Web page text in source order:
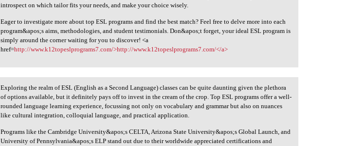
introspect on which tailor fits your needs, and make your choice wisely.
Eager to investigate more about top ESL programs and find the best match? Feel free to delve more into each
program&apos;s aims, methodologies, and student testimonials. Don&apos;t forget, your ideal ESL program is
simply around the corner waiting for you to discover! <a
href=http://www.k12topeslprograms7.com/>http://www.k12topeslprograms7.com/</a>
Exploring the realm of ESL
Exploring the realm of ESL (English as a Second Language) classes can be quite daunting given the plethora
of options available, but it definitely pays off to invest in the cream of the crop. Top ESL programs offer a well-
rounded language learning experience, focussing not only on vocabulary and grammar but also on nuances
like cultural integration, colloquial language, and practical application.
Programs like the Cambridge University&apos;s CELTA, Arizona State University&apos;s Global Launch, and
University of Pennsylvania&apos;s ELP stand out due to their worldwide appreciated certifications and